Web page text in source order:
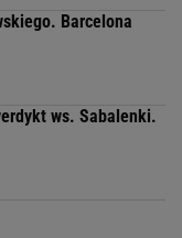
Barcelona
ws. Sabalenki.